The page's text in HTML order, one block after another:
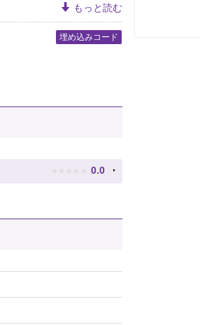
もっと読む
埋め込みコード
★ ★ ★ ★ ★ 0.0